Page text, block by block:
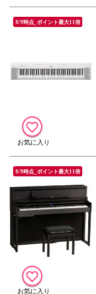
8/9時点_ポイント最大11倍
8/9時点_ポイント最大11倍